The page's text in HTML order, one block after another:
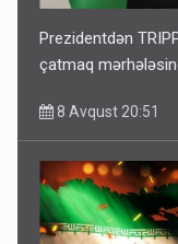
Prezidentdən
çatmaq
8 Avqust 20:51